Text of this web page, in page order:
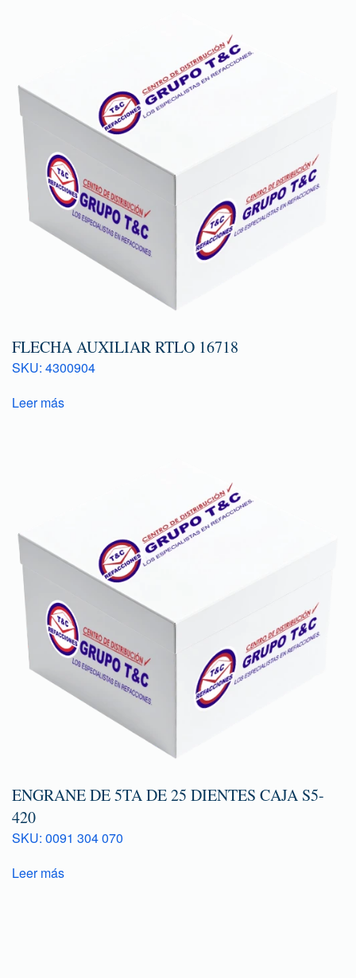
FLECHA AUXILIAR RTLO 16718
SKU: 4300904
Leer más
ENGRANE DE 5TA DE 25 DIENTES CAJA S5-
420
SKU: 0091 304 070
Leer más